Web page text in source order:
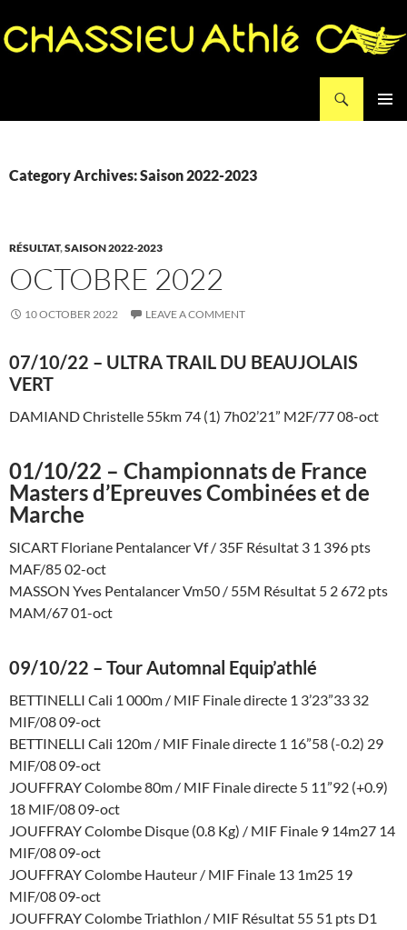
Category Archives: Saison 2022-2023
RÉSULTAT,SAISON 2022-2023
OCTOBRE 2022
10 OCTOBER 2022 LEAVE A COMMENT
07/10/22 – ULTRA TRAIL DU BEAUJOLAIS
VERT
DAMIAND Christelle 55km 74 (1) 7h02’21” M2F/77 08-oct
01/10/22 – Championnats de France
Masters d’Epreuves Combinées et de
Marche
SICART Floriane Pentalancer Vf / 35F Résultat 3 1 396 pts
MAF/85 02-oct
MASSON Yves Pentalancer Vm50 / 55M Résultat 5 2 672 pts
MAM/67 01-oct
09/10/22 – Tour Automnal Equip’athlé
BETTINELLI Cali 1 000m / MIF Finale directe 1 3’23”33 32
MIF/08 09-oct
BETTINELLI Cali 120m / MIF Finale directe 1 16”58 (-0.2) 29
MIF/08 09-oct
JOUFFRAY Colombe 80m / MIF Finale directe 5 11”92 (+0.9)
18 MIF/08 09-oct
JOUFFRAY Colombe Disque (0.8 Kg) / MIF Finale 9 14m27 14
MIF/08 09-oct
JOUFFRAY Colombe Hauteur / MIF Finale 13 1m25 19
MIF/08 09-oct
JOUFFRAY Colombe Triathlon / MIF Résultat 55 51 pts D1